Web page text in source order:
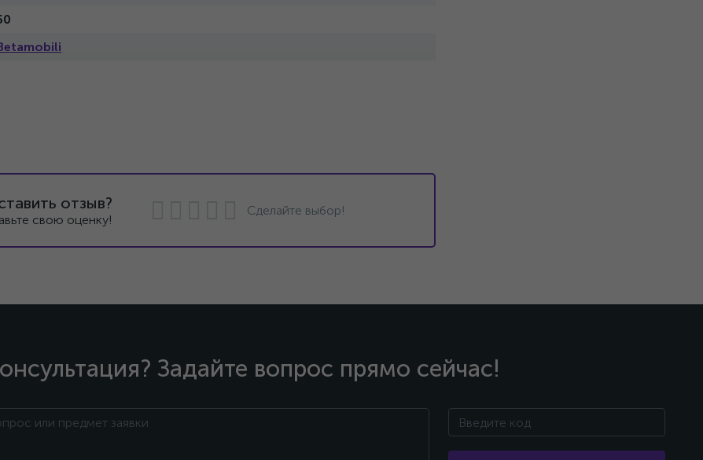
отзыв?
свою оценку!
Сделайте выбор!
Задайте вопрос прямо сейчас!